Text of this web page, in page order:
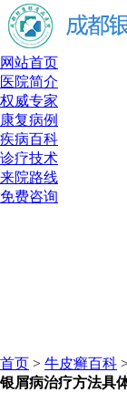
网站首页
医院简介
权威专家
康复病例
疾病百科
诊疗技术
来院路线
免费咨询
首页 > 牛皮癣百科
银屑病治疗方法具